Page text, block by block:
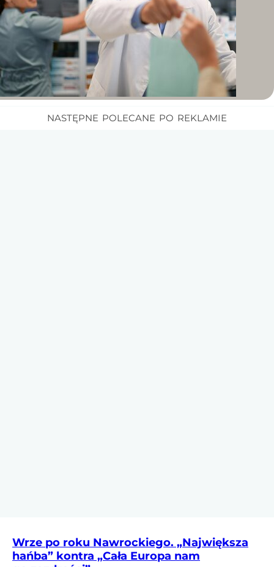
Wrze po roku Nawrockiego. „Największa
hańba” kontra „Cała Europa nam